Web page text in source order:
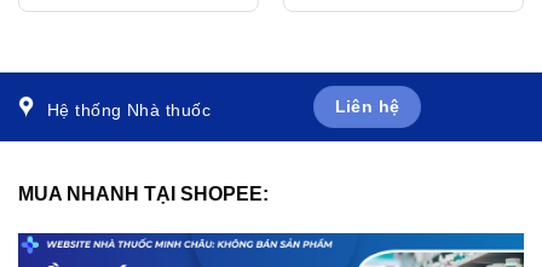
Hệ thống Nhà thuốc Liên hệ
MUA NHANH TẠI SHOPEE: